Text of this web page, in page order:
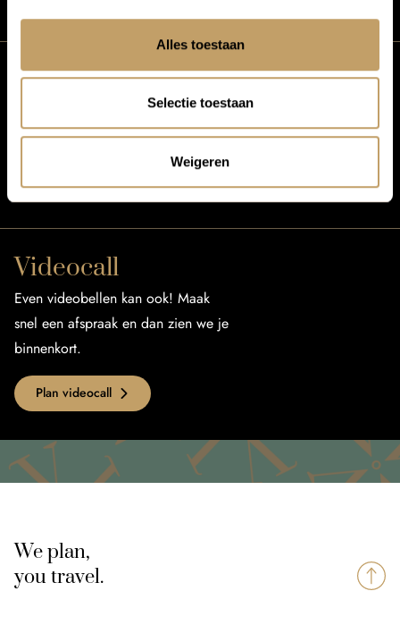
Alles toestaan
Selectie toestaan
Weigeren
Mail ons
Wij streven ernaar om binnen één
werkdag je mail te beantwoorden.
Videocall
Even videobellen kan ook! Maak
snel een afspraak en dan zien we je
binnenkort.
Plan videocall
We plan,
you travel.